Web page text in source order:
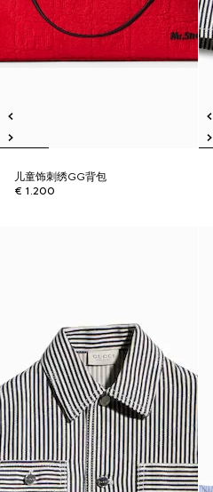
儿童饰刺绣GG背包
€ 1.200